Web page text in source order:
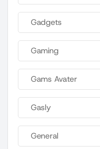
Gadgets
Gaming
Gams Avater
Gasly
General